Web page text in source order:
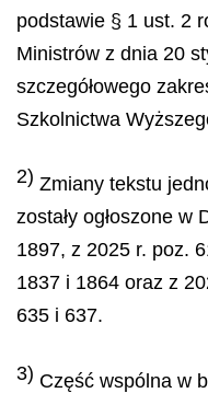
podstawie § 1 ust. 2
Ministrów z dnia 20
szczegółowego
Szkolnictwa
2) Zmiany tekstu
zostały ogłoszone w
1897, z 2025 r. poz.
1837 i 1864 oraz z
635 i 637.
3) Część wspólna w